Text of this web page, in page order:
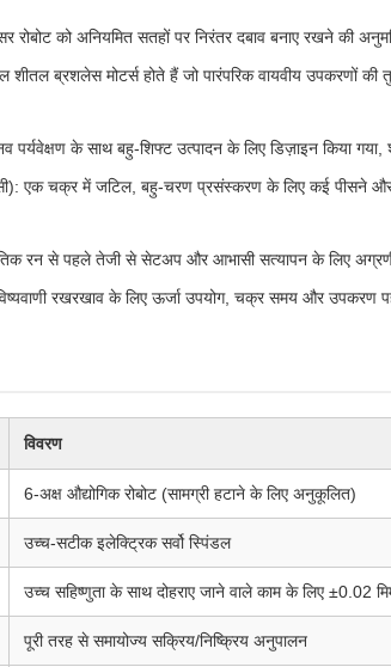
को अनियमित सतहों पर निरंतर दबाव बनाए रखने की
शीतल ब्रशलेस मोटर्स होते हैं जो पारंपरिक वायवीय उपकरणों
पर्यवेक्षण के साथ बहु-शिफ्ट उत्पादन के लिए डिज़ाइन किया
एक चक्र में जटिल, बहु-चरण प्रसंस्करण के लिए कई पीसने और
रन से पहले तेजी से सेटअप और आभासी सत्यापन के लिए
रखरखाव के लिए ऊर्जा उपयोग, चक्र समय और उपकरण
विवरण
6-अक्ष औद्योगिक रोबोट (सामग्री हटाने के लिए अनुकूलित)
उच्च-सटीक इलेक्ट्रिक सर्वो स्पिंडल
उच्च सहिष्णुता के साथ दोहराए जाने वाले काम के लिए ±0.02
पूरी तरह से समायोज्य सक्रिय/निष्क्रिय अनुपालन